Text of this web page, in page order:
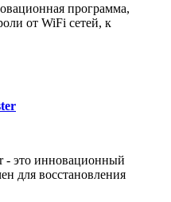
программа,
от WiFi сетей, к
- это инновационный
для восстановления